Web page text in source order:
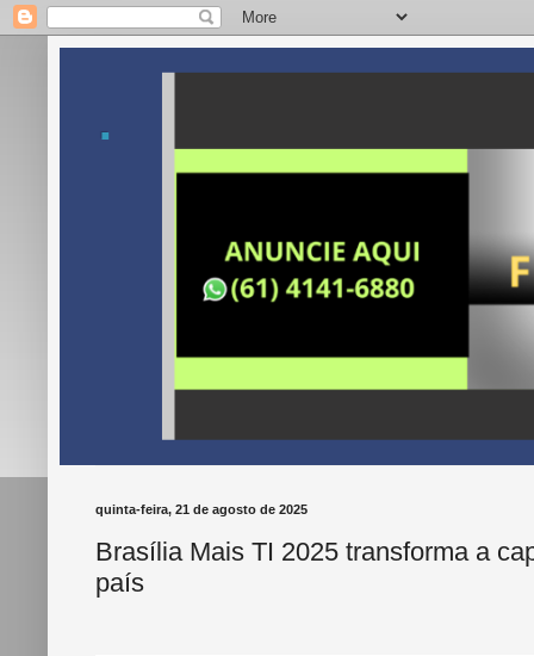
.
quinta-feira, 21 de agosto de 2025
Brasília Mais TI 2025 transforma a
país